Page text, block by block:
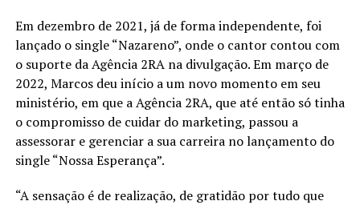
Em dezembro de 2021, já de forma independente, foi
lançado o single “Nazareno”, onde o cantor contou com
o suporte da Agência 2RA na divulgação. Em março de
2022, Marcos deu início a um novo momento em seu
ministério, em que a Agência 2RA, que até então só tinha
o compromisso de cuidar do marketing, passou a
assessorar e gerenciar a sua carreira no lançamento do
single “Nossa Esperança”.
“A sensação é de realização, de gratidão por tudo que